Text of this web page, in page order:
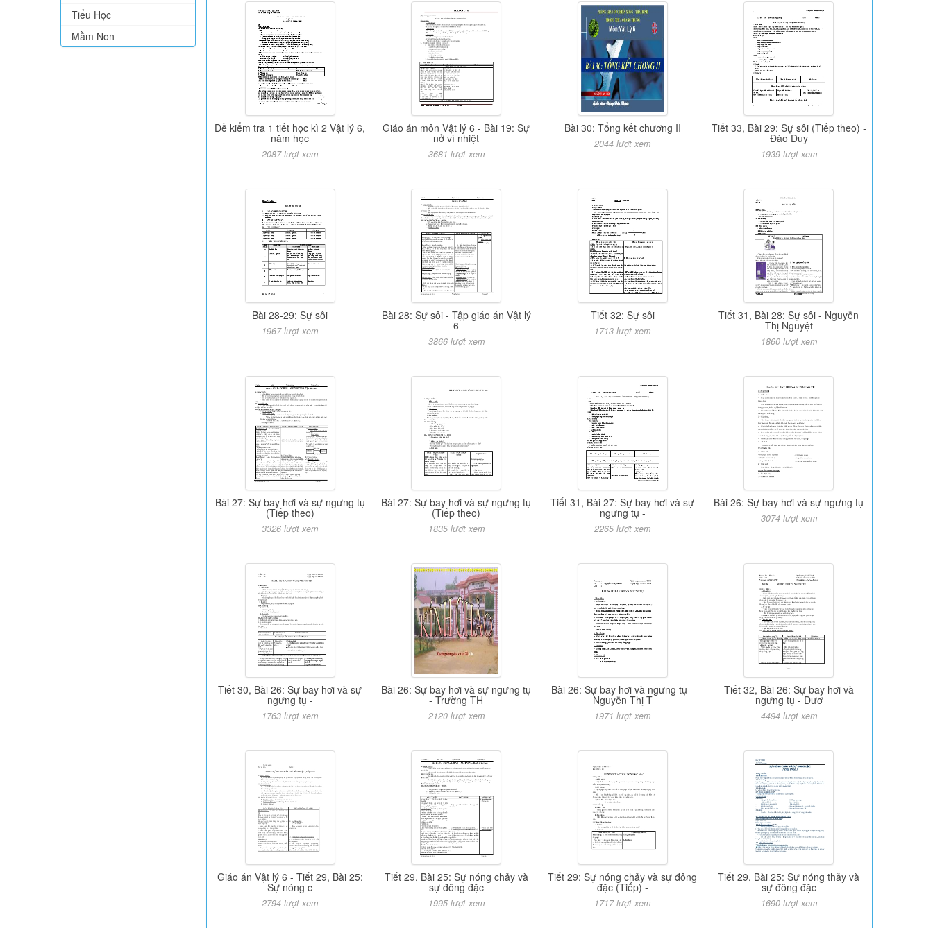
Tiểu Học
Mầm Non
Đề kiểm tra 1 tiết học kì 2 Vật lý 6,
năm học
2087 lượt xem
Giáo án môn Vật lý 6 - Bài 19: Sự
nở vì nhiệt
3681 lượt xem
Bài 30: Tổng kết chương II
2044 lượt xem
Tiết 33, Bài 29: Sự sôi (Tiếp theo) -
Đào Duy
1939 lượt xem
Bài 28-29: Sự sôi
1967 lượt xem
Bài 28: Sự sôi - Tập giáo án Vật lý
6
3866 lượt xem
Tiết 32: Sự sôi
1713 lượt xem
Tiết 31, Bài 28: Sự sôi - Nguyễn
Thị Nguyệt
1860 lượt xem
Bài 27: Sự bay hơi và sự ngưng tụ
(Tiếp theo)
3326 lượt xem
Bài 27: Sự bay hơi và sự ngưng tụ
(Tiếp theo)
1835 lượt xem
Tiết 31, Bài 27: Sự bay hơi và sự
ngưng tụ -
2265 lượt xem
Bài 26: Sự bay hơi và sự ngưng tụ
3074 lượt xem
Tiết 30, Bài 26: Sự bay hơi và sự
ngưng tụ -
1763 lượt xem
Bài 26: Sự bay hơi và sự ngưng tụ
- Trường TH
2120 lượt xem
Bài 26: Sự bay hơi và ngưng tụ -
Nguyễn Thị T
1971 lượt xem
Tiết 32, Bài 26: Sự bay hơi và
ngưng tụ - Dươ
4494 lượt xem
Giáo án Vật lý 6 - Tiết 29, Bài 25:
Sự nóng c
2794 lượt xem
Tiết 29, Bài 25: Sự nóng chảy và
sự đông đặc
1995 lượt xem
Tiết 29: Sự nóng chảy và sự đông
đặc (Tiếp) -
1717 lượt xem
Tiết 29, Bài 25: Sự nóng thảy và
sự đông đặc
1690 lượt xem